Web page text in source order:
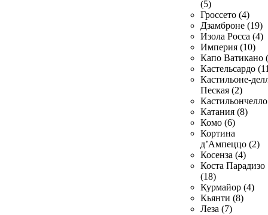
(5)
Гроссето (4)
Дзамброне (19)
Изола Росса (4)
Империя (10)
Капо Ватикано
Кастельсардо
Кастильоне-
Пеская (2)
Катания (8)
Комо (6)
Кортина
д’Ампеццо (2)
Косенза (4)
Коста Парадизо
(18)
Курмайор (4)
Кьянти (8)
Леза (7)